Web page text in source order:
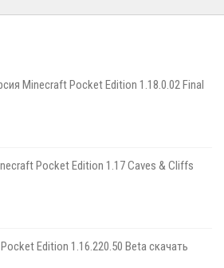
Minecraft Pocket Edition 1.18.0.02 Final
Pocket Edition 1.17 Сaves & Cliffs
Edition 1.16.220.50 Beta скачать